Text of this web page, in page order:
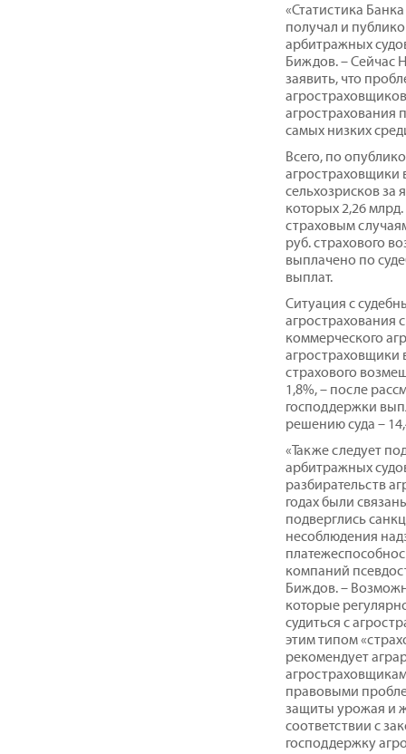
«Статистика
получал и
арбитражных
Биждов. – Сейчас
заявить, что
агрострахования
самых низких
Всего, по
агростраховщики
сельхозрисков за
которых 2,26
страховым
руб. страхового
выплачено по
выплат.
Ситуация с
агрострахования
коммерческого
агростраховщики
страхового
1,8%, – после
господдержки
решению суда –
«Также следует
арбитражных
разбирательств
годах были
подверглись
несоблюдения
компаний
Биждов. –
которые
судиться с
этим типом
рекомендует
правовыми
защиты урожая и
соответствии с
господдержку